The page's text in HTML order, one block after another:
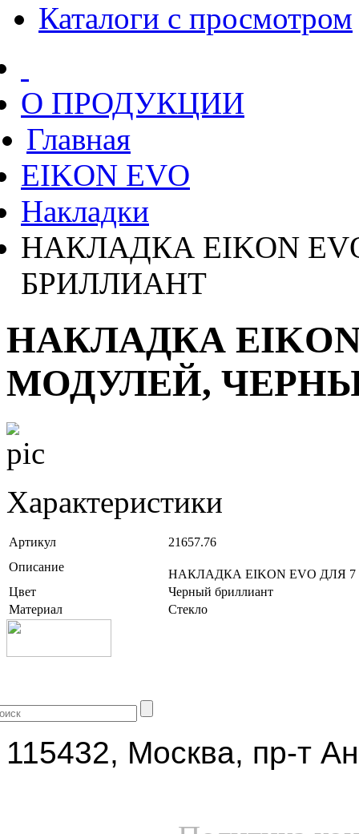
Каталоги с просмотром
О ПРОДУКЦИИ
Главная
EIKON EVO
Накладки
НАКЛАДКА EIKON
БРИЛЛИАНТ
НАКЛАДКА
МОДУЛЕЙ,
Характеристики
Артикул
21657.76
Описание
НАКЛАДКА EIKON EVO ДЛЯ
Цвет
Черный бриллиант
Материал
Стекло
115432, Москва, пр-т